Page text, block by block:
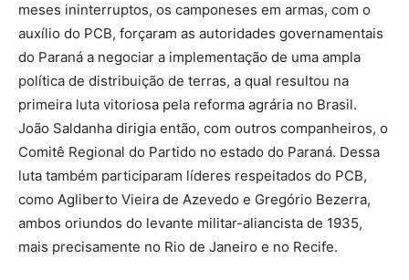
meses ininterruptos, os camponeses em armas, com o
auxílio do PCB, forçaram as autoridades governamentais
do Paraná a negociar a implementação de uma ampla
política de distribuição de terras, a qual resultou na
primeira luta vitoriosa pela reforma agrária no Brasil.
João Saldanha dirigia então, com outros companheiros, o
Comitê Regional do Partido no estado do Paraná. Dessa
luta também participaram líderes respeitados do PCB,
como Agliberto Vieira de Azevedo e Gregório Bezerra,
ambos oriundos do levante militar-aliancista de 1935,
mais precisamente no Rio de Janeiro e no Recife.